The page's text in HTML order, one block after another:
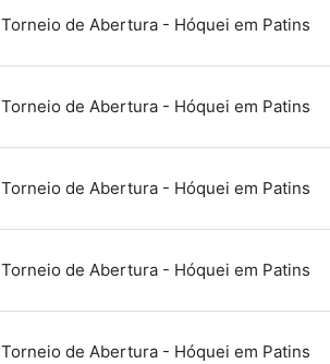
Torneio de Abertura - Hóquei em Patins
Torneio de Abertura - Hóquei em Patins
Torneio de Abertura - Hóquei em Patins
Torneio de Abertura - Hóquei em Patins
Torneio de Abertura - Hóquei em Patins